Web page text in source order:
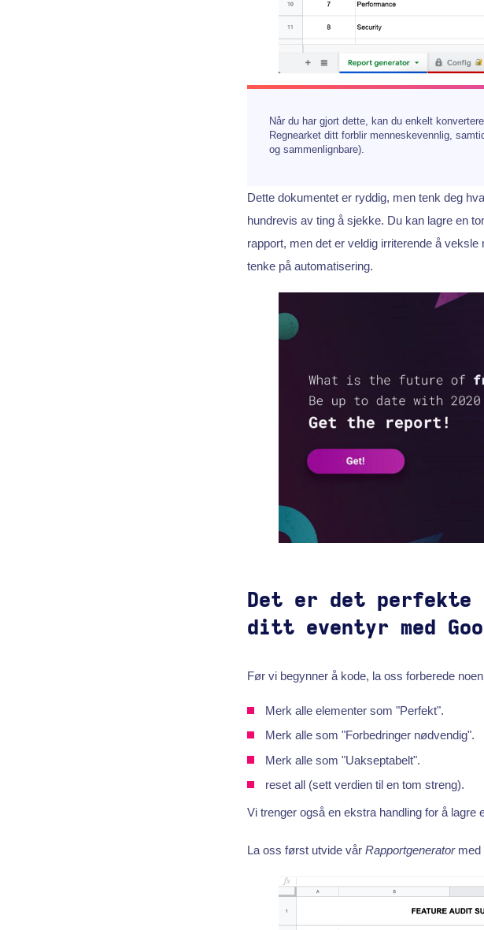
Når du har gjort dette, kan du enkelt
Regnearket ditt forblir menneskevennlig,
og sammenlignbare).
Dette dokumentet er ryddig, men tenk deg
hundrevis av ting å sjekke. Du kan lagre en
rapport, men det er veldig irriterende å
tenke på automatisering.
Det er det
ditt eventyr med
Før vi begynner å kode, la oss forberede
Merk alle elementer som "Perfekt".
Merk alle som "Forbedringer nødvendig".
Merk alle som "Uakseptabelt".
reset all (sett verdien til en tom streng).
Vi trenger også en ekstra handling for å lagre
La oss først utvide vår Rapportgeneratormed